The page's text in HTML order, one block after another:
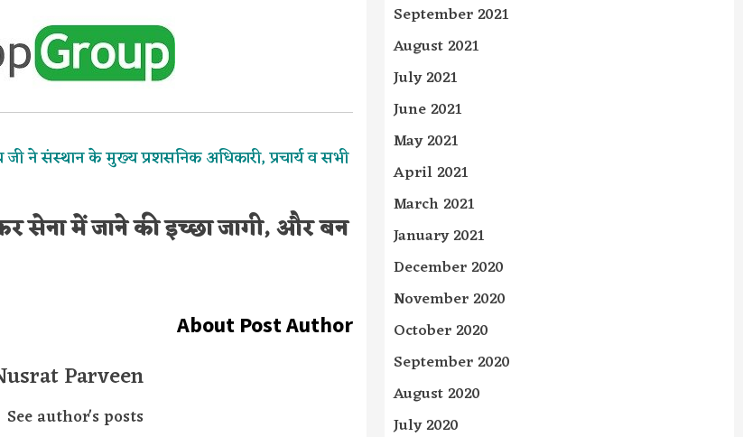
जी ने संस्थान के मुख्य प्रशसनिक अधिकारी, प्रचार्य व सभी
सेना में जाने की इच्छा जागी, और बन
About Post Author
Parveen
See author's posts
September 2021
August 2021
July 2021
June 2021
May 2021
April 2021
March 2021
January 2021
December 2020
November 2020
October 2020
September 2020
August 2020
July 2020